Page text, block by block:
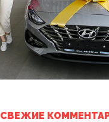
СВЕЖИЕ